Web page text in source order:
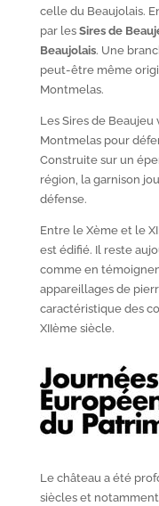
celle du Beaujolais.
par les Sires de
Beaujolais. Une
peut-être même
Montmelas.
Les Sires de
Montmelas pour
Construite sur un
région, la garnison
défense.
Entre le Xèmeet le
est édifié. Il reste
comme en
appareillages de
caractéristique des
XIIèmesiècle.
Le château a été
siècles et notamment